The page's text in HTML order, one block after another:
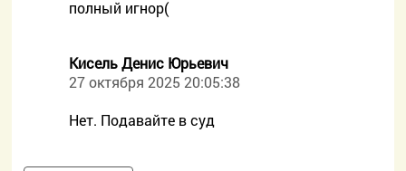
полный игнор(
Кисель Денис Юрьевич
27 октября 2025 20:05:38
Нет. Подавайте в суд